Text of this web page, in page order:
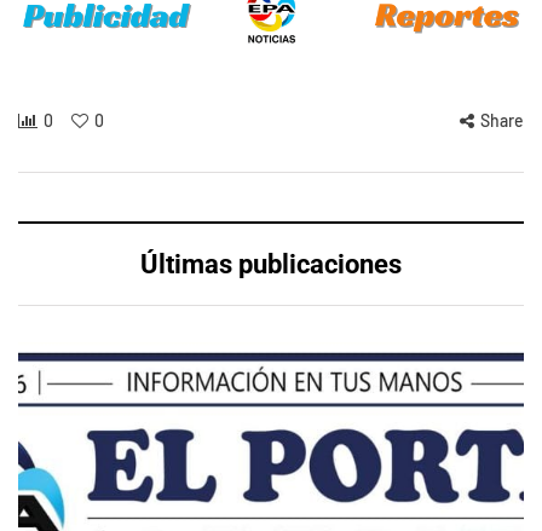
0 0 Share
Últimas publicaciones